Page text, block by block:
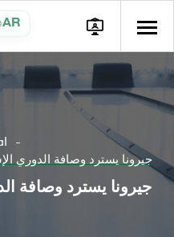
AR
جيرونا يسترد وصافة الدوري
جيرونا يسترد وصافة